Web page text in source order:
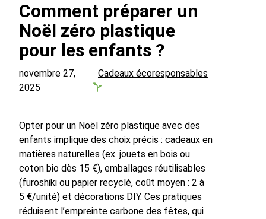
Comment préparer un
Noël zéro plastique
pour les enfants ?
novembre 27,
2025
Cadeaux écoresponsables
Opter pour un Noël zéro plastique avec des
enfants implique des choix précis : cadeaux en
matières naturelles (ex. jouets en bois ou
coton bio dès 15 €), emballages réutilisables
(furoshiki ou papier recyclé, coût moyen : 2 à
5 €/unité) et décorations DIY. Ces pratiques
réduisent l’empreinte carbone des fêtes, qui